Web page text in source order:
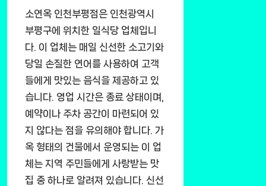
소연옥 인천부평점은 인천광역시
부평구에 위치한 일식당 업체입니
다. 이 업체는 매일 신선한 소고기와
당일 손질한 연어를 사용하여 고객
들에게 맛있는 음식을 제공하고 있
습니다. 영업 시간은 종료 상태이며,
예약이나 주차 공간이 마련되어 있
지 않다는 점을 유의해야 합니다. 가
옥 형태의 건물에서 운영되는 이 업
체는 지역 주민들에게 사랑받는 맛
집 중 하나로 알려져 있습니다. 신선